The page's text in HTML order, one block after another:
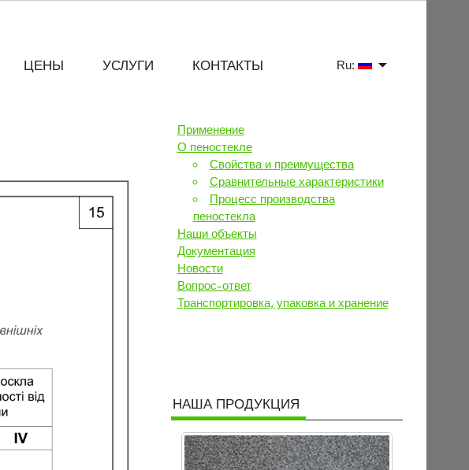
ЦЕНЫ УСЛУГИ КОНТАКТЫ Ru:
Применение
О пеностекле
Свойства и преимущества
Сравнительные характеристики
Процесс производства
пеностекла
Наши объекты
Документация
Новости
Вопрос-ответ
Транспортировка, упаковка и хранение
НАША ПРОДУКЦИЯ